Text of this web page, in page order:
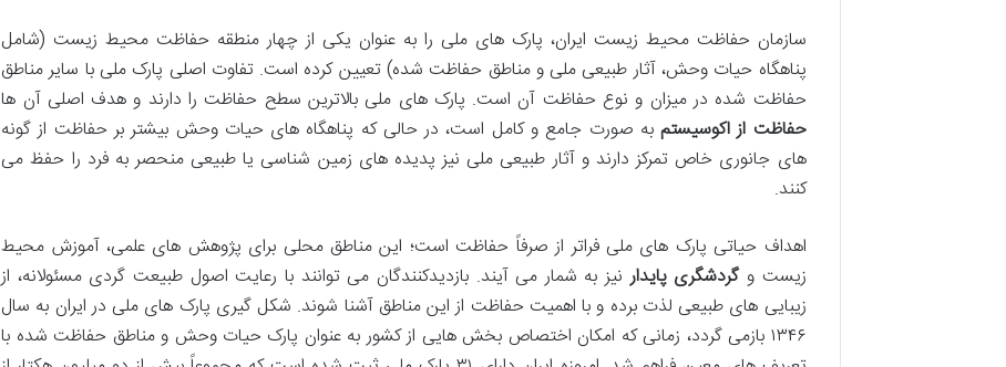
سازمان حفاظت محیط زیست ایران، پارک های ملی را به عنوان یکی از چهار منطقه حفاظت محیط زیست (شامل
پناهگاه حیات وحش، آثار طبیعی ملی و مناطق حفاظت شده) تعیین کرده است. تفاوت اصلی پارک ملی با سایر مناطق
حفاظت شده در میزان و نوع حفاظت آن است. پارک های ملی بالاترین سطح حفاظت را دارند و هدف اصلی آن ها
حفاظت از اکوسیستمبه صورت جامع و کامل است، در حالی که پناهگاه های حیات وحش بیشتر بر حفاظت از گونه
های جانوری خاص تمرکز دارند و آثار طبیعی ملی نیز پدیده های زمین شناسی یا طبیعی منحصر به فرد را حفظ می
کنند.
اهداف حیاتی پارک های ملی فراتر از صرفاً حفاظت است؛ این مناطق محلی برای پژوهش های علمی، آموزش محیط
زیست وگردشگری پایدارنیز به شمار می آیند. بازدیدکنندگان می توانند با رعایت اصول طبیعت گردی مسئولانه، از
زیبایی های طبیعی لذت برده و با اهمیت حفاظت از این مناطق آشنا شوند. شکل گیری پارک های ملی در ایران به سال
۱۳۴۶ بازمی گردد، زمانی که امکان اختصاص بخش هایی از کشور به عنوان پارک حیات وحش و مناطق حفاظت شده با